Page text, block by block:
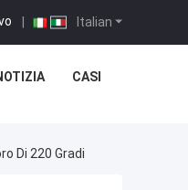
Italian
|
CASI
Di 220 Gradi